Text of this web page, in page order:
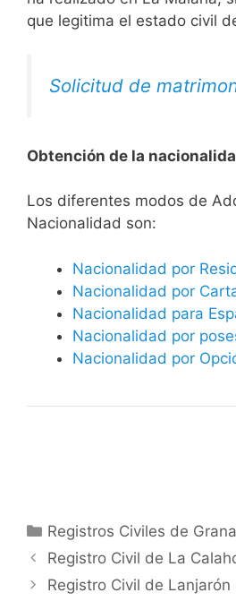
que legitima el estado civil
Solicitud de
Obtención de la
​​​Los diferentes modos de
Nacionalidad son:
Nacionalidad por
Nacionalidad por
Nacionalidad para
Nacionalidad por
Nacionalidad por
Categorías
Registros Civiles de
Registro Civil de La
Registro Civil de Lanjarón